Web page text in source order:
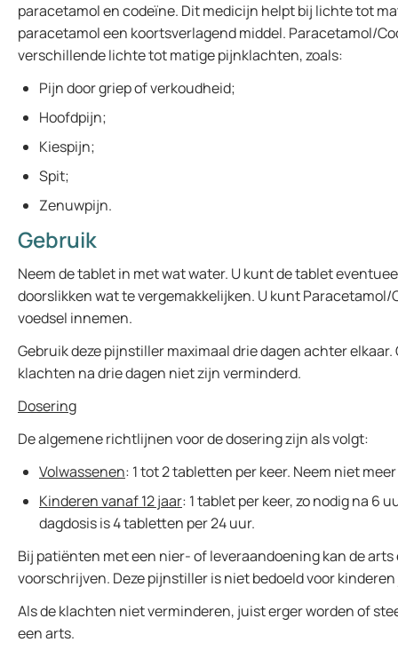
paracetamol en codeïne. Dit medicijn helpt bij lichte tot
paracetamol een koortsverlagend middel. Paracetamol/
verschillende lichte tot matige pijnklachten, zoals:
Pijn door griep of verkoudheid;
Hoofdpijn;
Kiespijn;
Spit;
Zenuwpijn.
Gebruik
Neem de tablet in met wat water. U kunt de tablet
doorslikken wat te vergemakkelijken. U kunt
voedsel innemen.
Gebruik deze pijnstiller maximaal drie dagen achter elkaar.
klachten na drie dagen niet zijn verminderd.
Dosering
De algemene richtlijnen voor de dosering zijn als volgt:
Volwassenen: 1 tot 2 tabletten per keer. Neem niet
Kinderen vanaf 12 jaar: 1 tablet per keer, zo nodig na 6
dagdosis is 4 tabletten per 24 uur.
Bij patiënten met een nier- of leveraandoening kan de
voorschrijven. Deze pijnstiller is niet bedoeld voor kinderen
Als de klachten niet verminderen, juist erger worden of
een arts.